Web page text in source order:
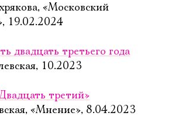
«Московский
19.02.2024
двадцать третьего года
10.2023
третий»
«Мнение», 8.04.2023